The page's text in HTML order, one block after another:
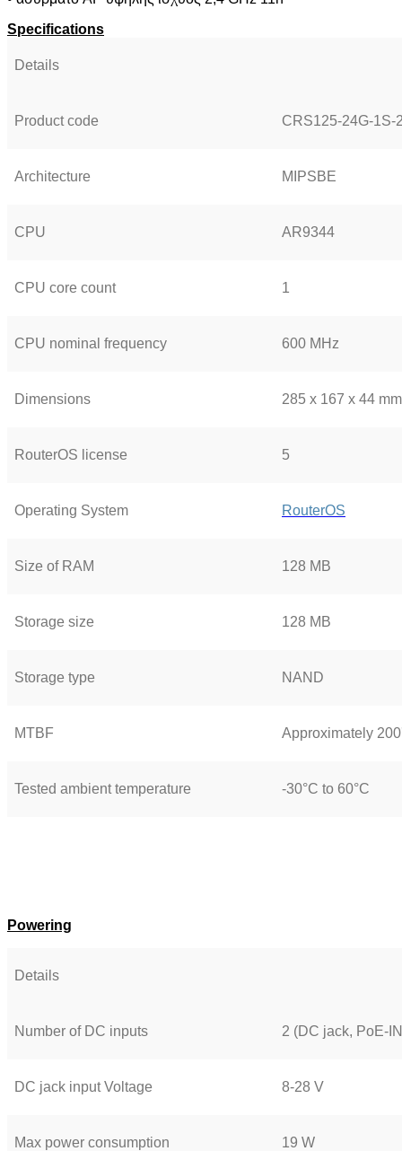
Specifications
Details
Product code CRS125-24G-1S-
Architecture MIPSBE
CPU AR9344
CPU core count 1
CPU nominal frequency 600 MHz
Dimensions 285 x 167 x 44 mm
RouterOS license 5
Operating System RouterOS
Size of RAM 128 MB
Storage size 128 MB
Storage type NAND
MTBF Approximately
Tested ambient temperature -30°C to 60°C
Powering
Details
Number of DC inputs 2 (DC jack, PoE-
DC jack input Voltage 8-28 V
Max power consumption 19 W